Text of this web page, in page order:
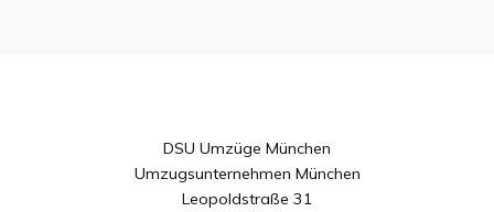
DSU Umzüge München
Umzugsunternehmen München
Leopoldstraße 31